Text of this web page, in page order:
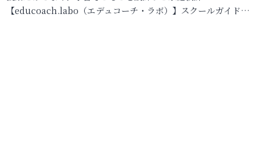
【educoach.labo（エデュコーチ・ラボ）】スクールガイド…